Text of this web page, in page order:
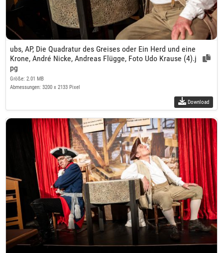
ubs, AP, Die Quadratur des Greises oder Ein Herd und eine
Krone, André Nicke, Andreas Flügge, Foto Udo Krause (4).j
pg
Größe: 2.01 MB
Abmessungen: 3200 x 2133 Pixel
Download